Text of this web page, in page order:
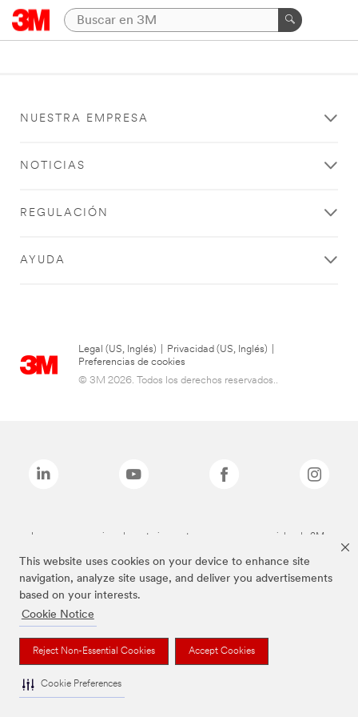
This website uses cookies on your device to enhance site
navigation, analyze site usage, and deliver you advertisements
based on your interests.
Cookie Notice
Reject Non-Essential Cookies Accept Cookies
Cookie Preferences
NUESTRA EMPRESA
NOTICIAS
REGULACIÓN
AYUDA
Legal (US, Inglés) Privacidad (US, Inglés)
Preferencias de cookies
© 3M 2026. Todos los derechos reservados..
Las marcas mencionadas anteriormente son marcas comerciales de 3M.